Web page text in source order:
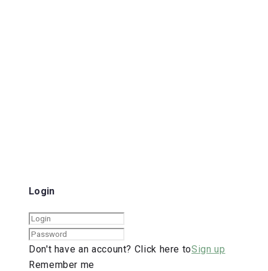
Login
Don't have an account? Click here toSign up
Remember me